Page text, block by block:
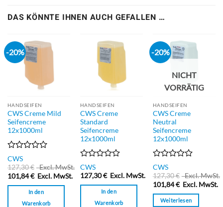
DAS KÖNNTE IHNEN AUCH GEFALLEN …
-20%
HANDSEIFEN
CWS Creme Mild
Seifencreme
12x1000ml
Bewertet
mit
0
von
5
CWS
127,30€
Excl. MwSt.
101,84€ Excl. MwSt.
In den
Warenkorb
HANDSEIFEN
CWS Creme
Standard
Seifencreme
12x1000ml
Bewertet
mit
0
CWS
127,30€ Excl. MwSt.
In den
Warenkorb
-20%
NICHT
VORRÄTIG
HANDSEIFEN
CWS Creme
Neutral
Seifencreme
12x1000ml
Bewertet
mit
0
von
5
CWS
127,30€
Excl. MwSt.
101,84€ Excl. MwSt.
Weiterlesen